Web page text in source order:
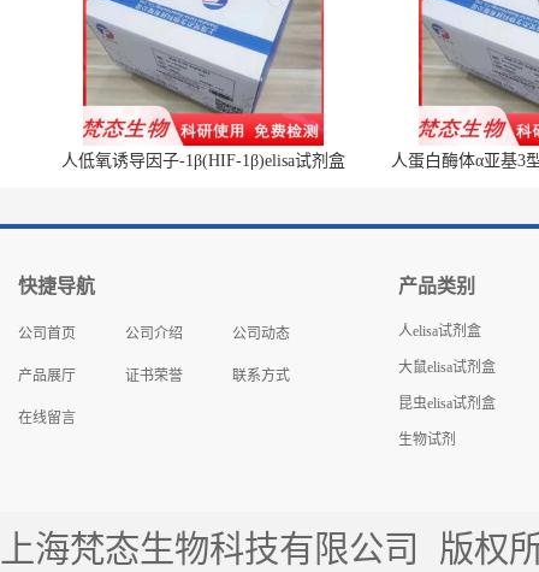
人低氧诱导因子-1β(HIF-1β)elisa试剂盒 人蛋白酶体α亚基3
快捷导航
公司首页 公司介绍 公司动态
产品展厅 证书荣誉 联系方式
在线留言
产品类别
人elisa试剂盒
大鼠elisa试剂盒
昆虫elisa试剂盒
生物试剂
上海梵态生物科技有限公司
版权